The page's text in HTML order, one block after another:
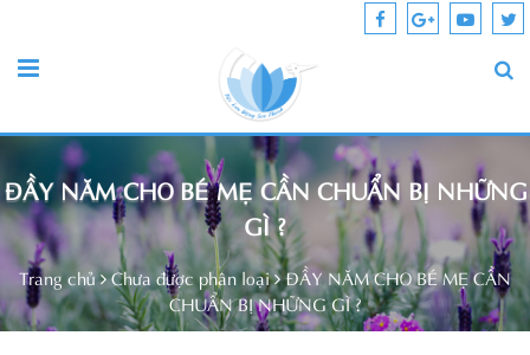
ĐẦY NĂM CHO BÉ MẸ CẦN CHUẨN BỊ NHỮNG
GÌ ?
Trang chủ Chưa được phân loại ĐẦY NĂM CHO BÉ MẸ CẦN
CHUẨN BỊ NHỮNG GÌ ?